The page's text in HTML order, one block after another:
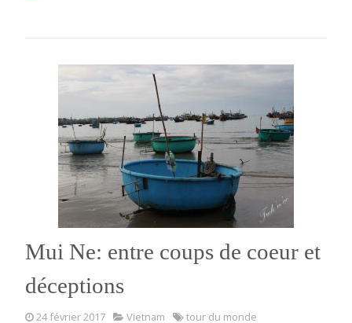
première
Thuot »
Mui Ne: entre coups de coeur et
déceptions
24 février 2017 Vietnam tour du monde